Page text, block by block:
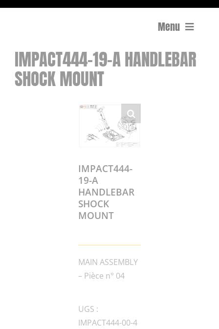
Menu
Compactage
Équipements de chantier
Surfaçage et rectification des sols
IMPACT444-19-A HANDLEBAR
SHOCK MOUNT
IMPACT444-
19-A
HANDLEBAR
SHOCK
MOUNT
MAIN ASSEMBLY
– Pièce n° 04
UGS :
IMPACT444-00-4